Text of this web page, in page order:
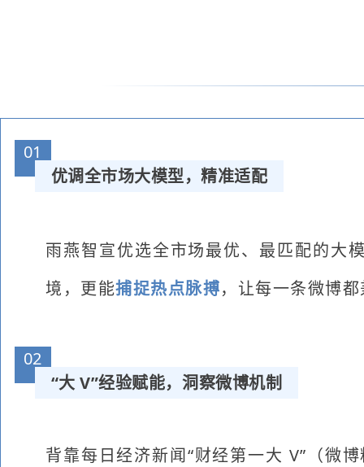
01
优调全市场大模型，精准适配
雨燕智宣优选全市场最优、最匹配的大
境，更能捕捉热点脉搏，让每一条微博
02
“大 V”经验赋能， 洞察微博机制
背靠每日经济新闻“财经第一大 V”（微